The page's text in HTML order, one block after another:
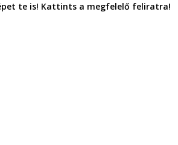
te is! Kattints a megfelelő feliratra!